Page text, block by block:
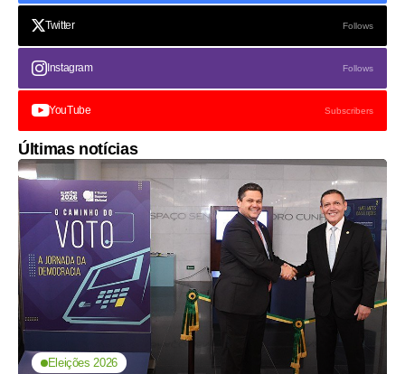
Twitter Follows
Instagram Follows
YouTube Subscribers
Últimas notícias
Eleições 2026